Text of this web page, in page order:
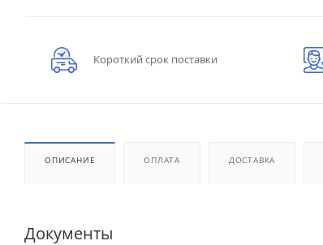
Короткий срок поставки
ОПИСАНИЕ ОПЛАТА ДОСТАВКА
Документы